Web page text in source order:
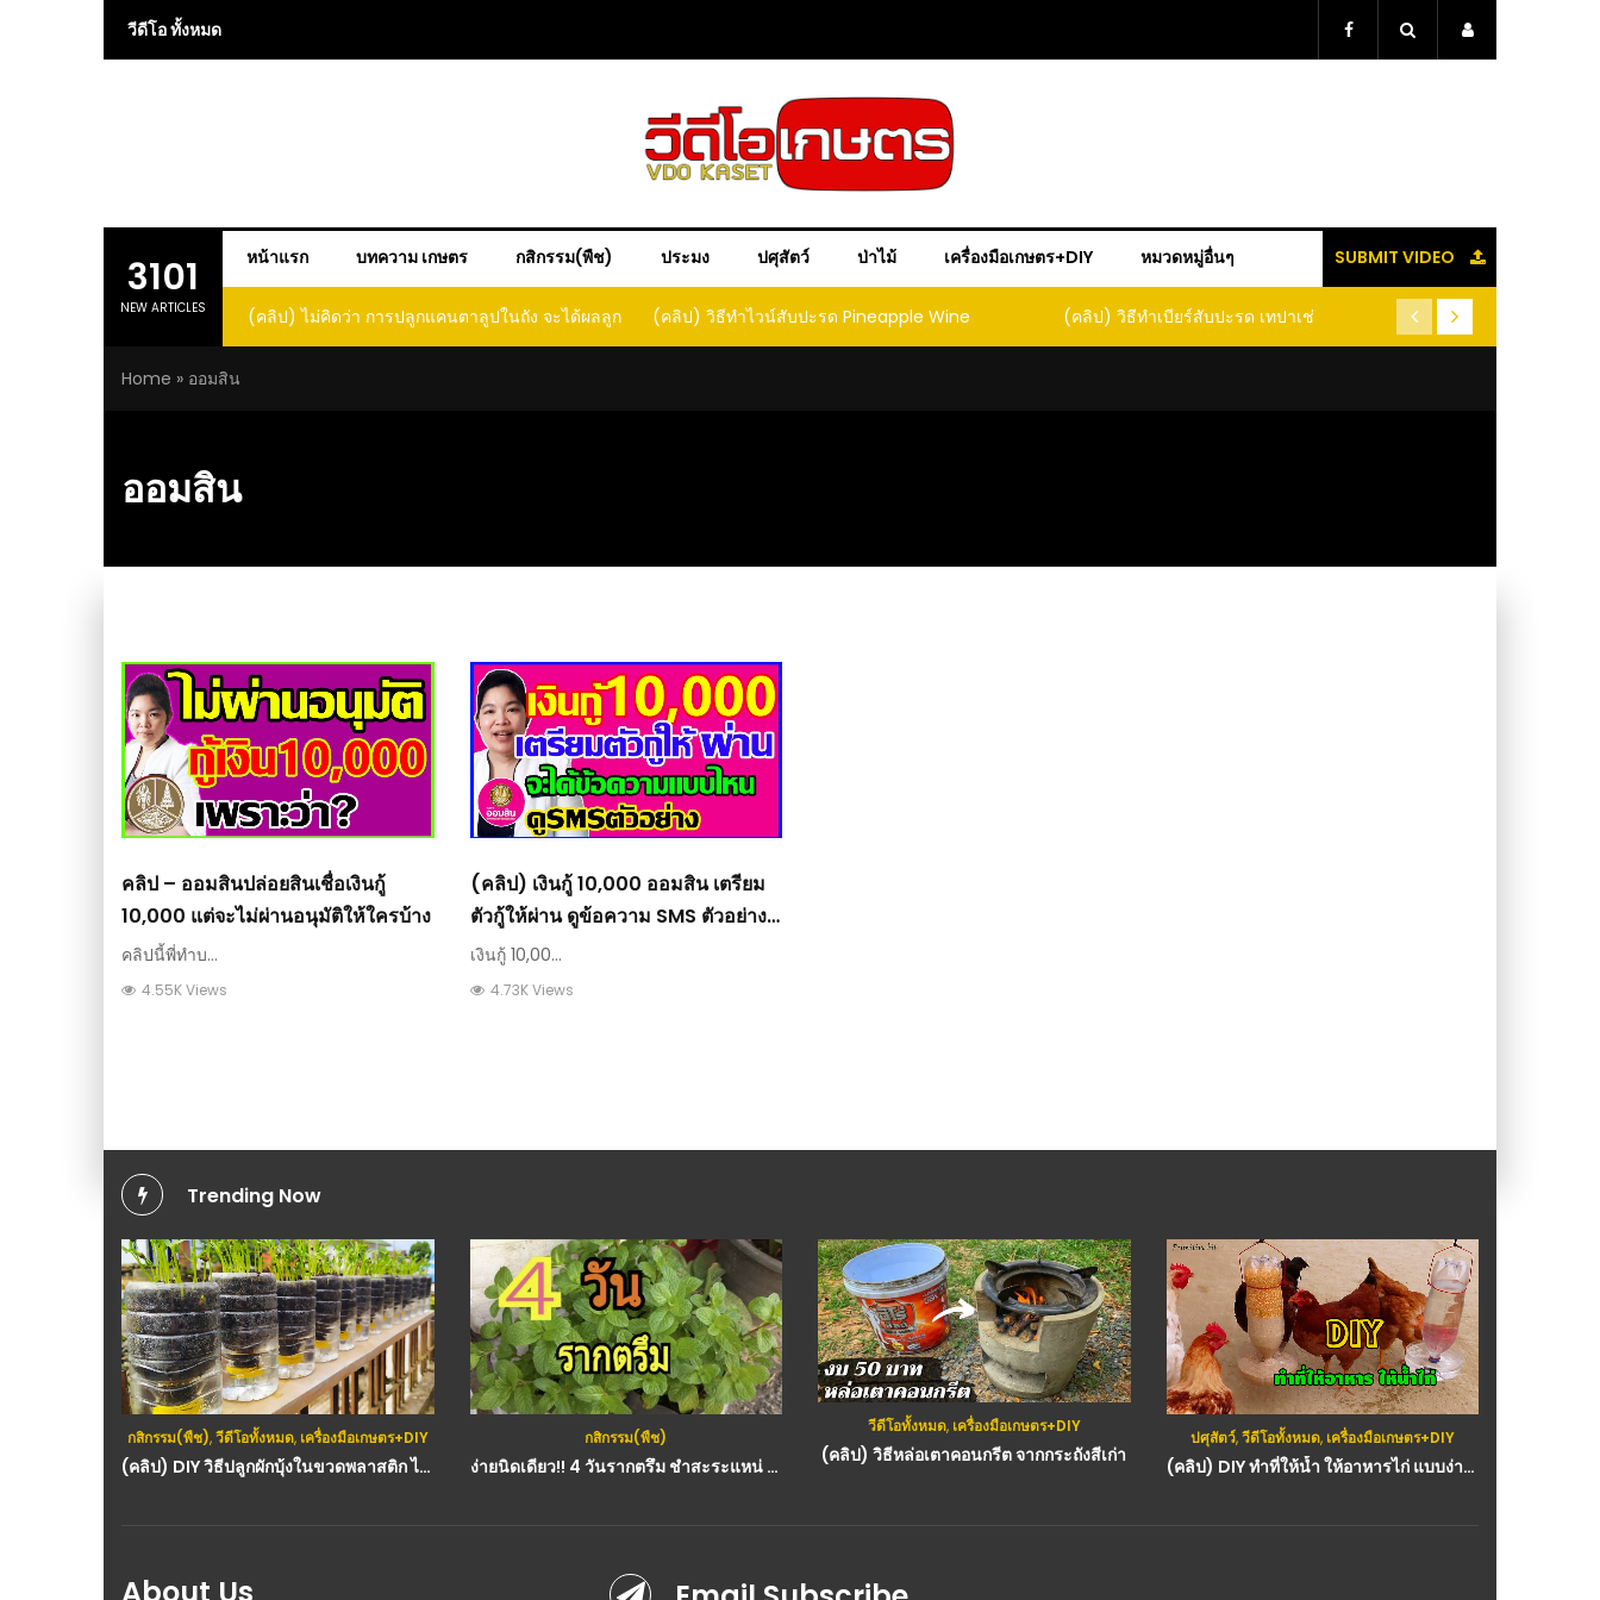
วีดีโอ ทั้งหมด
3101
NEW ARTICLES
หน้าแรก บทความ เกษตร กสิกรรม(พืช) ประมง ปศุสัตว์ ป่าไม้ เครื่องมือเกษตร+DIY หมวดหมู่อื่นๆ SUBMIT VIDEO
(คลิป) ไม่คิดว่า การปลูกแคนตาลูปในถัง จะได้ผลลูก
โตและหวานขนาดนี้ I didn’t expect that
(คลิป) วิธีทำไวน์สับปะรด Pineapple Wine (คลิป) วิธีทำเบียร์สับปะรด เทปาเช่
(คลิป) รู้แล้วจะหนาว!! หัวเดี
หนอนแมลง หนีกระเจิง
Home » ออมสิน
ออมสิน
คลิป – ออมสินปล่อยสินเชื่อเงินกู้
10,000 แต่จะไม่ผ่านอนุมัติให้ใครบ้าง
คลิปนี้พี่ทำบ...
4.55K Views
(คลิป) เงินกู้ 10,000 ออมสิน เตรียม
ตัวกู้ให้ผ่าน ดูข้อความ SMS ตัวอย่าง
ได้เลย
เงินกู้ 10,00...
4.73K Views
Trending Now
กสิกรรม(พืช),วีดีโอทั้งหมด, เครื่องมือเกษตร+DIY
(คลิป) DIY วิธีปลูกผักบุ้งในขวดพลาสติก ไม่ต้องรดน้ำ : วีดีโอ เกษตร
กสิกรรม(พืช)
ง่ายนิดเดียว!! 4 วันรากตรึม ชำสะระแหน่ ปลูกยังไงก็รอด
วีดีโอทั้งหมด, เครื่องมือเกษตร+DIY
(คลิป) วิธีหล่อเตาคอนกรีต จากกระถังสีเก่า
ปศุสัตว์,วีดีโอทั้งหมด, เครื่องมือเกษตร+DIY
(คลิป) DIY ทำที่ให้น้ำ ให้อาหารไก่ แบบง่ายๆ จากขวดพลาสติก : วีดีโอ เกษตร